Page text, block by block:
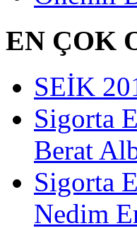
EN ÇOK
SEİK
Sigorta
Berat
Sigorta
Nedim